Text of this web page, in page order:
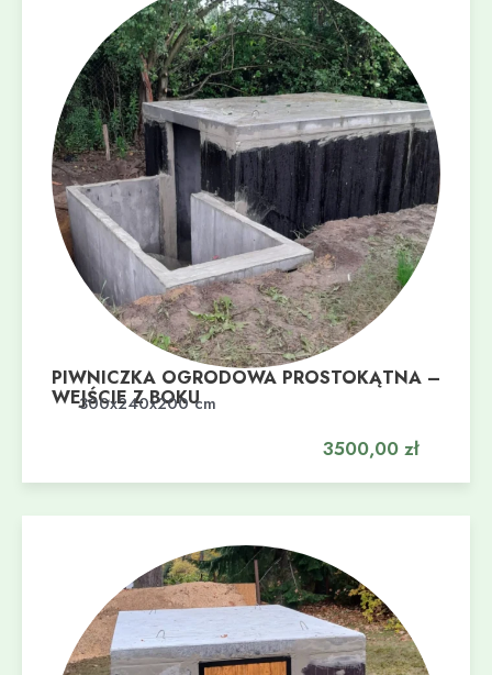
PIWNICZKA OGRODOWA PROSTOKĄTNA –
WEJŚCIE Z BOKU
300x240x200 cm
3500,00 zł
Dodaj do koszyka